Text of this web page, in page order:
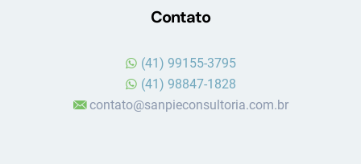
Contato
(41) 99155-3795
(41) 98847-1828
contato@sanpieconsultoria.com.br